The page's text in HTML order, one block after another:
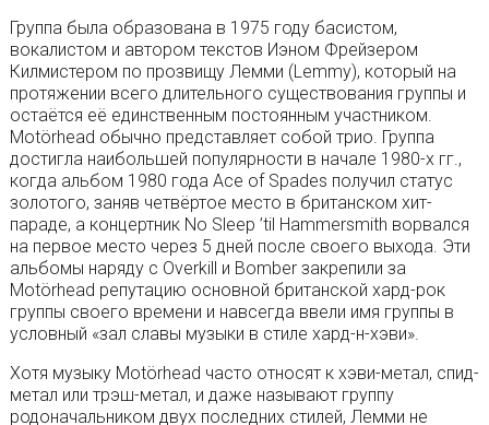
Группа была образована в 1975 году басистом,
вокалистом и автором текстов Иэном Фрейзером
Килмистером по прозвищу Лемми (Lemmy), который на
протяжении всего длительного существования группы и
остаётся её единственным постоянным участником.
Motörhead обычно представляет собой трио. Группа
достигла наибольшей популярности в начале 1980-х гг.,
когда альбом 1980 года Ace of Spades получил статус
золотого, заняв четвёртое место в британском хит-
параде, а концертник No Sleep ’til Hammersmith ворвался
на первое место через 5 дней после своего выхода. Эти
альбомы наряду с Overkill и Bomber закрепили за
Motörhead репутацию основной британской хард-рок
группы своего времени и навсегда ввели имя группы в
условный «зал славы музыки в стиле хард-н-хэви».
Хотя музыку Motörhead часто относят к хэви-метал, спид-
метал или трэш-метал, и даже называют группу
родоначальником двух последних стилей, Лемми не